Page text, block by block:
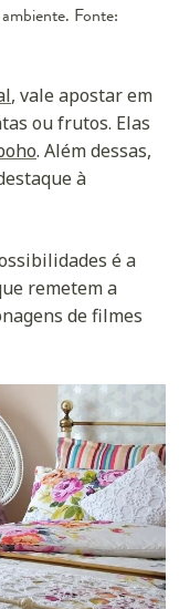
Fonte:
, vale apostar em
oufrutos. Elas
. Além dessas,
à
é a
remetem a
de filmes